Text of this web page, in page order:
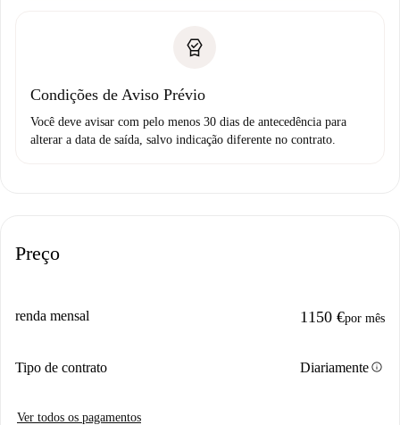
Condições de Aviso Prévio
Você deve avisar com pelo menos 30 dias de antecedência para
alterar a data de saída, salvo indicação diferente no contrato.
Preço
renda mensal 1150 €por mês
Tipo de contrato Diariamenteinfo
Ver todos os pagamentos